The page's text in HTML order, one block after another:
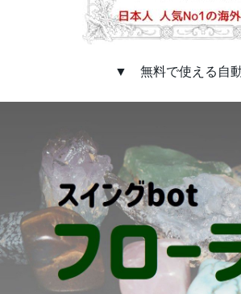
▼ 無料で使える自